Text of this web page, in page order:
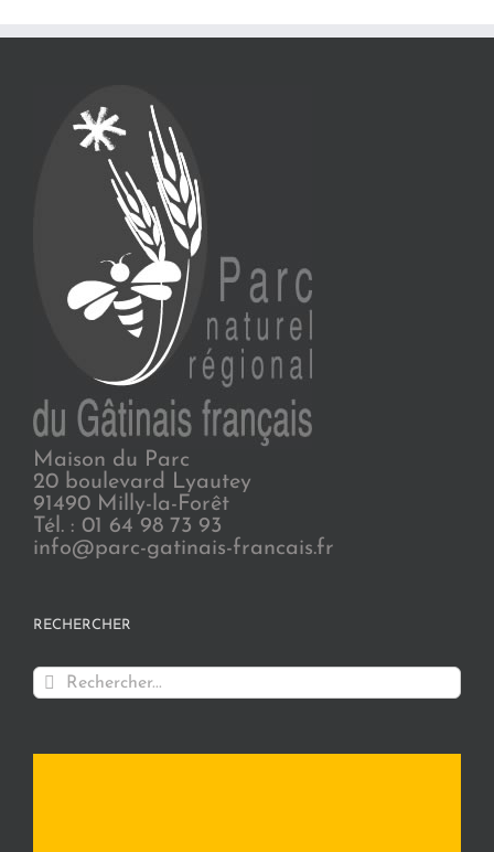
Maison du Parc
20 boulevard Lyautey
91490 Milly-la-Forêt
Tél. : 01 64 98 73 93
info@parc-gatinais-francais.fr
RECHERCHER
Rechercher: